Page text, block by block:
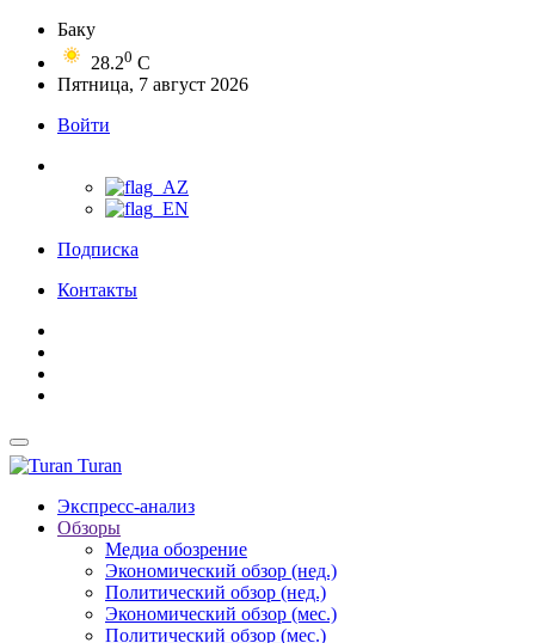
Баку
28.20 C
Пятница, 7 август 2026
Войти
Подписка
Контакты
Turan
Экспресс-анализ
Обзоры
Медиа обозрение
Экономический обзор (нед.)
Политический обзор (нед.)
Экономический обзор (мес.)
Политический обзор (мес.)